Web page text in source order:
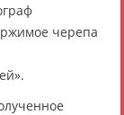
черепа